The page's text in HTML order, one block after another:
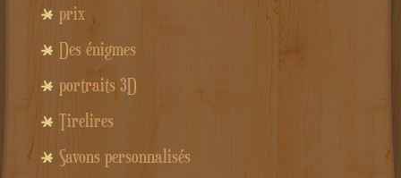
prix
Des énigmes
portraits 3D
Tirelires
Savons personnalisés